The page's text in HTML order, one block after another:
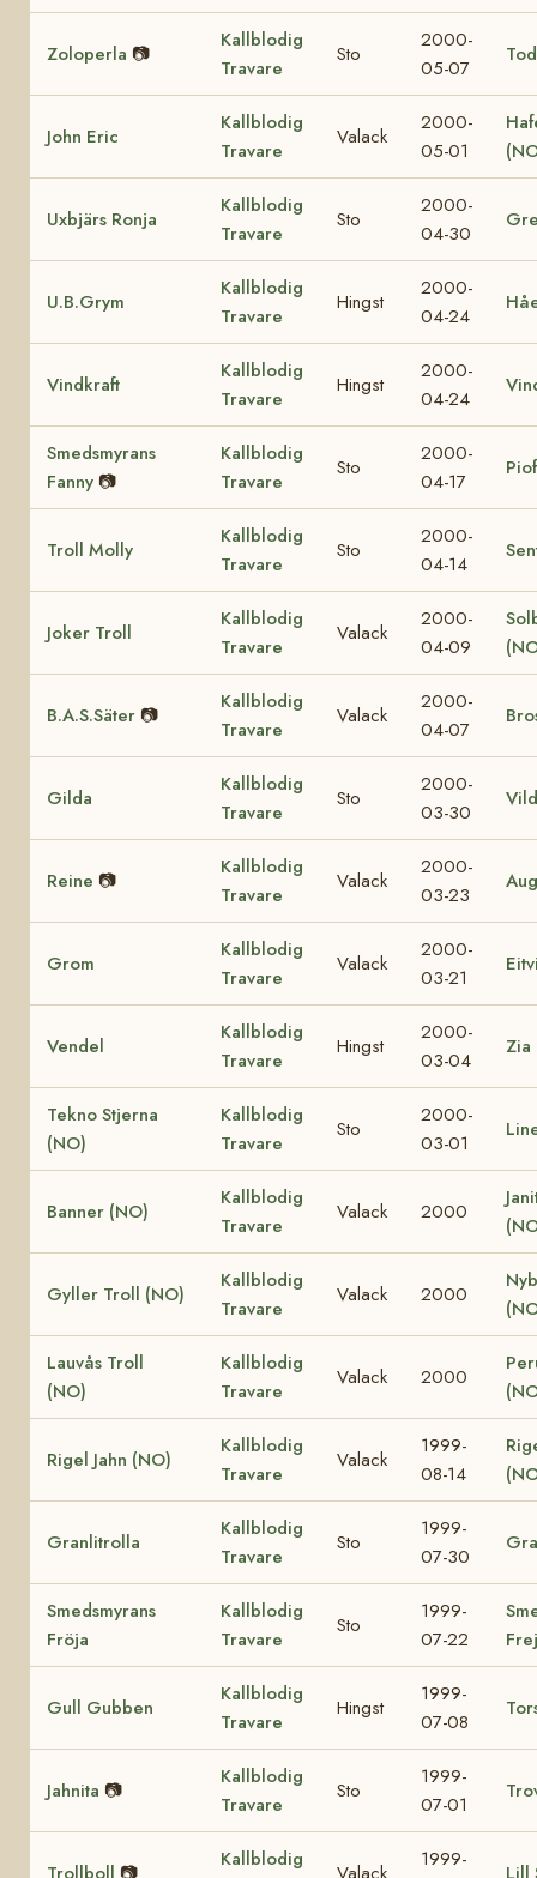
Zoloperla 📷
Kallblodig
Travare
Sto
2000-
05-07
John Eric
Kallblodig
Travare
Valack
2000-
05-01
Uxbjärs Ronja
Kallblodig
Travare
Sto
2000-
04-30
U.B.Grym
Kallblodig
Travare
Hingst
2000-
04-24
Vindkraft
Kallblodig
Travare
Hingst
2000-
04-24
Smedsmyrans
Fanny 📷
Kallblodig
Travare
Sto
2000-
04-17
Troll Molly
Kallblodig
Travare
Sto
2000-
04-14
Joker Troll
Kallblodig
Travare
Valack
2000-
04-09
B.A.S.Säter 📷
Kallblodig
Travare
Valack
2000-
04-07
Gilda
Kallblodig
Travare
Sto
2000-
03-30
Reine 📷
Kallblodig
Travare
Valack
2000-
03-23
Grom
Kallblodig
Travare
Valack
2000-
03-21
Vendel
Kallblodig
Travare
Hingst
2000-
03-04
Zia
Tekno Stjerna
(NO)
Kallblodig
Travare
Sto
2000-
03-01
Banner (NO)
Kallblodig
Travare
Valack 2000
Gyller Troll (NO)
Kallblodig
Travare
Valack 2000
Lauvås Troll
(NO)
Kallblodig
Travare
Valack 2000
Rigel Jahn (NO)
Kallblodig
Travare
Valack
1999-
08-14
Granlitrolla
Kallblodig
Travare
Sto
1999-
07-30
Smedsmyrans
Fröja
Kallblodig
Travare
Sto
1999-
07-22
Gull Gubben
Kallblodig
Travare
Hingst
1999-
07-08
Jahnita 📷
Kallblodig
Travare
Sto
1999-
07-01
Trollboll 📷
Kallblodig
Valack
1999-
Lill